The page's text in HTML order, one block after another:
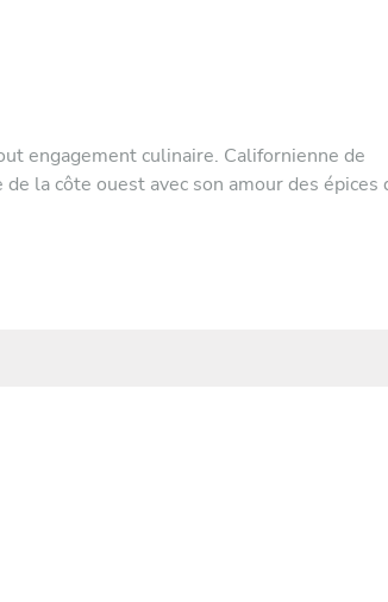
engagement culinaire. Californienne de
la côte ouest avec son amour des épices